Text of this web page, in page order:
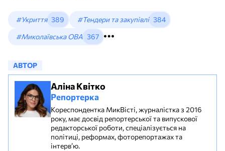
#Укриття 389 #Тендери та закупівлі 384
#Миколаївська ОВА 367
АВТОР
Аліна Квітко
Репортерка
Кореспондентка МикВісті, журналістка з 2016
року, має досвід репортерської та випускової
редакторської роботи, спеціалізується на
політиці, реформах, фоторепортажах та
інтерв’ю.